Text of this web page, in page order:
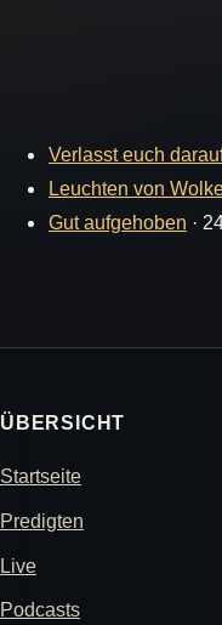
Verlasst euch
Leuchten von
Gut aufgehoben ·
ÜBERSICHT
Startseite
Predigten
Live
Podcasts